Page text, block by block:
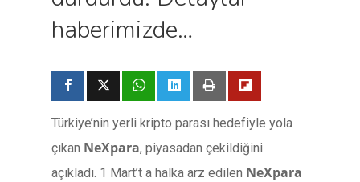
haberimizde…
Türkiye’nin yerli kripto parası hedefiyle yola
çıkan NeXpara, piyasadan çekildiğini
açıkladı. 1 Mart’t a halka arz edilen NeXpara